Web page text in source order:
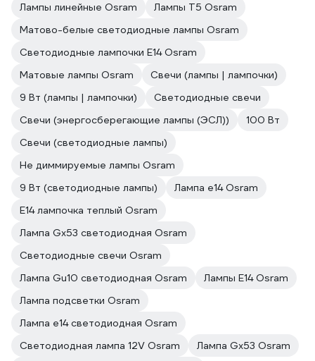
Лампы линейные Osram
Лампы T5 Osram
Матово-белые светодиодные лампы Osram
Светодиодные лампочки E14 Osram
Матовые лампы Osram
Свечи (лампы | лампочки)
9 Вт (лампы | лампочки)
Светодиодные свечи
Свечи (энергосберегающие лампы (ЭСЛ))
100 Вт
Свечи (светодиодные лампы)
Не диммируемые лампы Osram
9 Вт (светодиодные лампы)
Лампа е14 Osram
E14 лампочка теплый Osram
Лампа Gx53 светодиодная Osram
Светодиодные свечи Osram
Лампа Gu10 светодиодная Osram
Лампы E14 Osram
Лампа подсветки Osram
Лампа е14 светодиодная Osram
Светодиодная лампа 12V Osram
Лампа Gx53 Osram